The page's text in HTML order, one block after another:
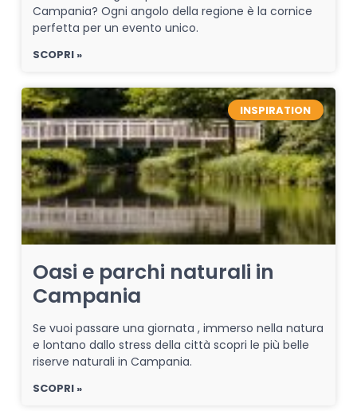
Campania? Ogni angolo della regione è la cornice
perfetta per un evento unico.
SCOPRI »
INSPIRATION
Oasi e parchi naturali in
Campania
Se vuoi passare una giornata , immerso nella natura
e lontano dallo stress della città scopri le più belle
riserve naturali in Campania.
SCOPRI »